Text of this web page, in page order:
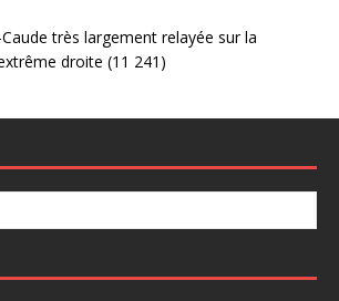
très largement relayée sur la
droite (11 241)